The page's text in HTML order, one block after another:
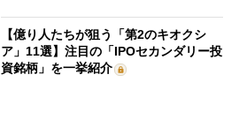
【億り人たちが狙う「第2のキオクシ
ア」11選】注目の「IPOセカンダリー投
資銘柄」を一挙紹介